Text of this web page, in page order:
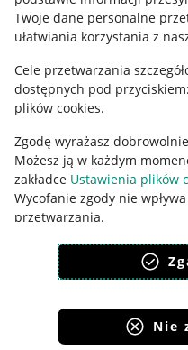
Twoje dane personalne
ułatwiania korzystania z
Cele przetwarzania
dostępnych pod przyciskiem:
plików cookies.
Zgodę wyrażasz
Możesz ją w każdym
zakładce Ustawienia plików
Wycofanie zgody nie
przetwarzania.
polityka plików cookies
Nie
Udostępnianie lokalizacji
Informacje dla Aktu o
Pobierz aplikację
Korzystanie z serwisu